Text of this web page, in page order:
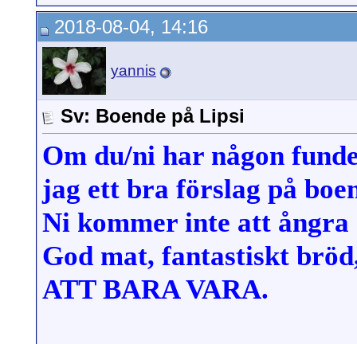
2018-08-04, 14:16
yannis
Sv: Boende på Lipsi
Om du/ni har någon
jag ett bra förslag på
Ni kommer inte att
God mat, fantastiskt
ATT BARA VARA.